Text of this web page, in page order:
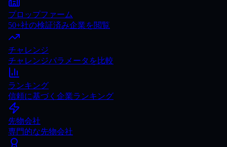
プロップファーム
50+社の検証済み企業を閲覧
チャレンジ
チャレンジパラメータを比較
ランキング
信頼に基づく企業ランキング
先物会社
専門的な先物会社